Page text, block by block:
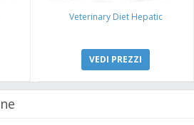
Veterinary Diet Hepatic
VEDI PREZZI